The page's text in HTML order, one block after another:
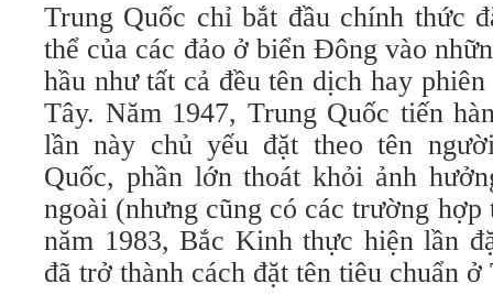
Trung Quốc chỉ bắt đầu chính thức
thể của các đảo ở biển Đông vào
hầu như tất cả đều tên dịch hay
Tây. Năm 1947, Trung Quốc tiến
lần này chủ yếu đặt theo tên
Quốc, phần lớn thoát khỏi ảnh
ngoài (nhưng cũng có các trường
năm 1983, Bắc Kinh thực hiện lần
đã trở thành cách đặt tên tiêu chuẩn